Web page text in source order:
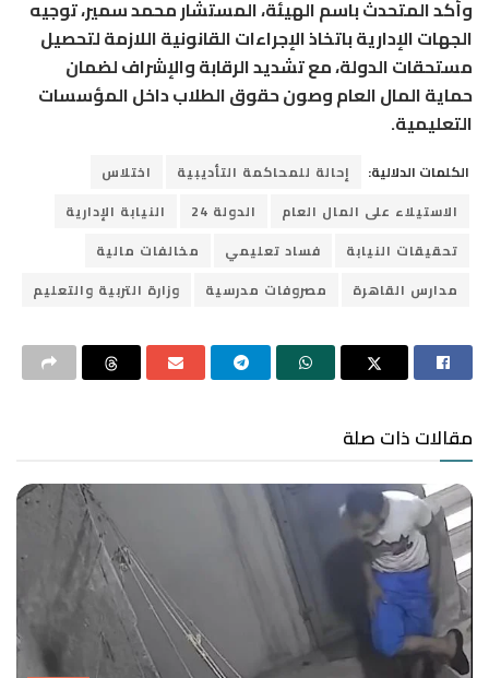
وأكد المتحدث باسم الهيئة، المستشار محمد سمير، توجيه
الجهات الإدارية باتخاذ الإجراءات القانونية اللازمة لتحصيل
مستحقات الدولة، مع تشديد الرقابة والإشراف لضمان
حماية المال العام وصون حقوق الطلاب داخل المؤسسات
التعليمية.
الكلمات الدلالية: إحالة للمحاكمة التأديبية
اختلاس
الاستيلاء على المال العام
الدولة 24
النيابة الإدارية
تحقيقات النيابة
فساد تعليمي
مخالفات مالية
مدارس القاهرة
مصروفات مدرسية وزارة التربية والتعليم
مقالات ذات صلة